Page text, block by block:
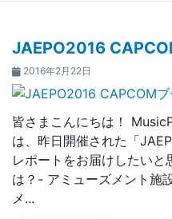
JAEPO2016
2016年2月22日
皆さまこんにちは！
は、昨日開催された「
レポートをお届けしたい
は？- アミューズメント施
メ...